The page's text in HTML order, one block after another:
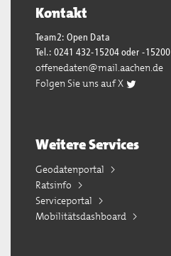
Kontakt
Team2: Open Data
Tel.: 0241 432-15204 oder -15200
offenedaten@mail.aachen.de
Folgen Sie uns auf X
Weitere Services
Geodatenportal
Ratsinfo
Serviceportal
Mobilitätsdashboard